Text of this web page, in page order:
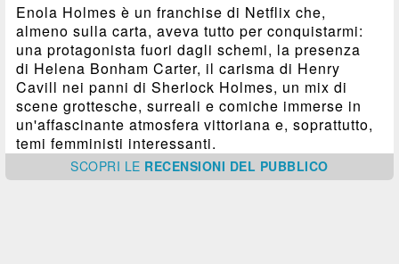
Enola Holmes è un franchise di Netflix che,
almeno sulla carta, aveva tutto per conquistarmi:
una protagonista fuori dagli schemi, la presenza
di Helena Bonham Carter, il carisma di Henry
Cavill nei panni di Sherlock Holmes, un mix di
scene grottesche, surreali e comiche immerse in
un'affascinante atmosfera vittoriana e, soprattutto,
temi femministi interessanti.
SCOPRI LE RECENSIONI DEL PUBBLICO